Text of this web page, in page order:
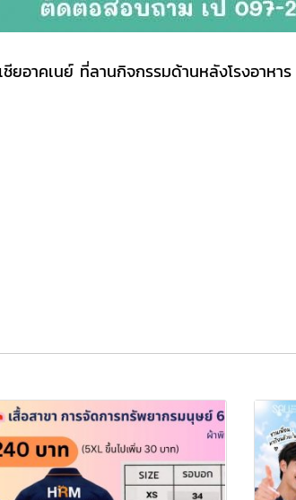
อาคเนย์ ที่ลานกิจกรรมด้านหลังโรงอาหา